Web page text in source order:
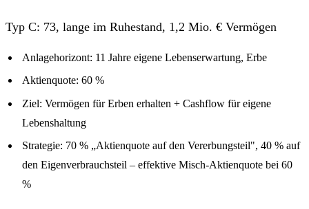
Typ C: 73, lange im Ruhestand, 1,2 Mio. € Vermögen
Anlagehorizont: 11 Jahre eigene Lebenserwartung, Erbe
Aktienquote: 60 %
Ziel: Vermögen für Erben erhalten + Cashflow für eigene
Lebenshaltung
Strategie: 70 % „Aktienquote auf den Vererbungsteil", 40 % auf
den Eigenverbrauchsteil – effektive Misch-Aktienquote bei 60
%